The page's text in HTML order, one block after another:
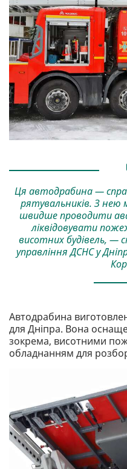
Ця автодрабина —
рятувальників. З
швидше проводити
ліквідовувати
висотних будівель, —
управління ДСНС у
Автодрабина
для Дніпра. Вона
зокрема, висотними
обладнанням для